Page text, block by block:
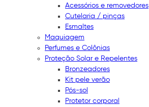
Acessórios e removedores
Cutelaria / pinças
Esmaltes
Maquiagem
Perfumes e Colônias
Proteção Solar e Repelentes
Bronzeadores
Kit pele verão
Pós-sol
Protetor corporal